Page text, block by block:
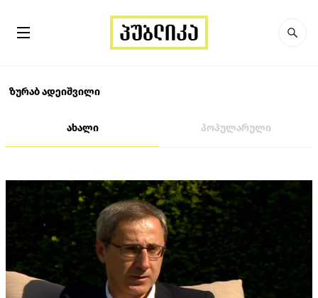
ზურაბ ადეიშვილი
ახალი პოპულარული